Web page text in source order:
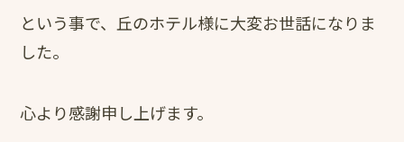
という事で、丘のホテル様に大変お世話になりま
した。
心より感謝申し上げます。